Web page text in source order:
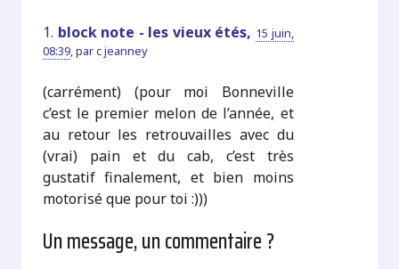
1. block note - les vieux étés, 15 juin,
08:39 ,parc jeanney
(carrément) (pour moi Bonneville
c’est le premier melon de l’année, et
au retour les retrouvailles avec du
(vrai) pain et du cab, c’est très
gustatif finalement, et bien moins
motorisé que pour toi :)))
Un message, un commentaire ?